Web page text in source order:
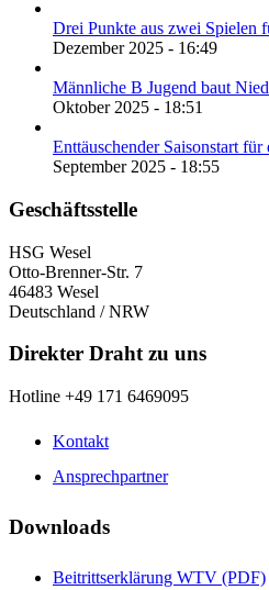
Drei Punkte aus zwei Spielen
Dezember 2025 - 16:49
Männliche B Jugend baut
Oktober 2025 - 18:51
Enttäuschender Saisonstart
September 2025 - 18:55
Geschäftsstelle
HSG Wesel
Otto-Brenner-Str. 7
46483 Wesel
Deutschland / NRW
Direkter Draht zu uns
Hotline +49 171 6469095
Kontakt
Ansprechpartner
Downloads
Beitrittserklärung WTV (PDF)